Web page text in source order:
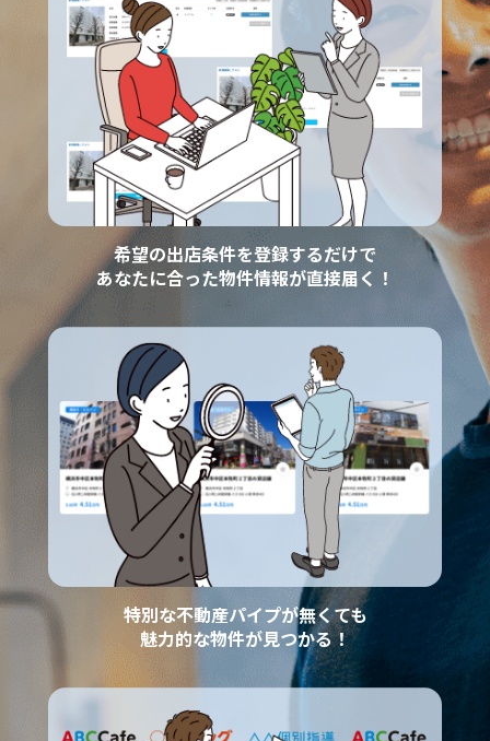
希望の出店条件を登録するだけで
あなたに合った物件情報が直接届く！
特別な不動産パイプが無くても
魅力的な物件が見つかる！